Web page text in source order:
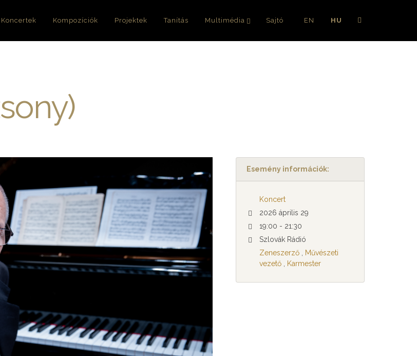
Koncertek Kompozíciók Projektek Tanítás Multimédia Sajtó EN HU
Esemény információk:
Koncert
2026 április 29
19:00 - 21:30
Szlovák Rádió
Zeneszerző,
Művészeti
vezető, Karmester